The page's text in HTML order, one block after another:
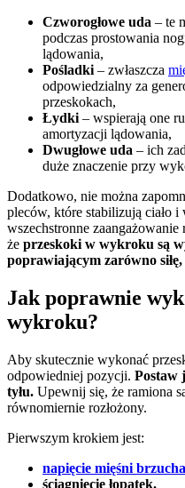
Czworogłowe uda – te
podczas prostowania
lądowania,
Pośladki – zwłaszcza
odpowiedzialny za
przeskokach,
Łydki – wspierają one
amortyzacji lądowania,
Dwugłowe uda – ich
duże znaczenie przy
Dodatkowo, nie można
pleców, które stabilizują ciało
wszechstronne
że przeskoki w wykroku są
poprawiającym zarówno
Jak poprawnie
wykroku?
Aby skutecznie wykonać
odpowiedniej pozycji. Postaw
tyłu. Upewnij się, że ramiona
równomiernie rozłożony.
Pierwszym krokiem jest:
napięcie mięśni brzucha
ściągnięcie łopatek.